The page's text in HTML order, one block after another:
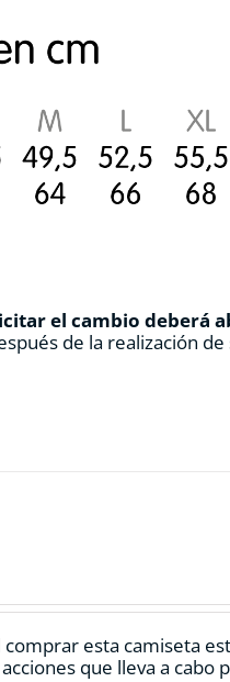
el cambio deberá
de la realización
esta camiseta
que lleva a cabo